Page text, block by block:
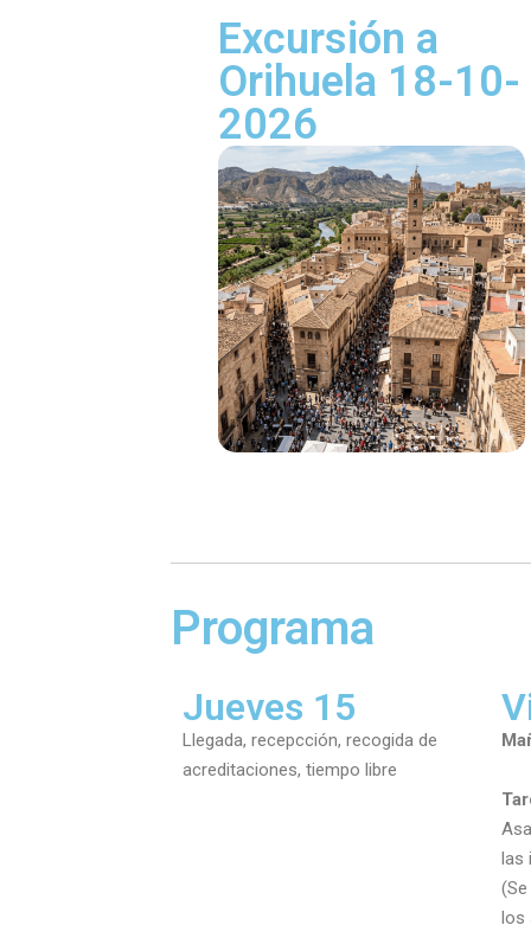
Excursión a
Orihuela 18-10-
2026
Programa
Jueves 15
Llegada, recepcción, recogida de
acreditaciones, tiempo libre
las